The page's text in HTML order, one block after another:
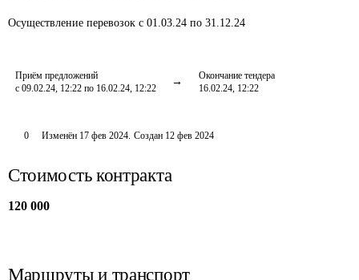
Осуществление перевозок с 01.03.24 по 31.12.24
Приём предложений
с 09.02.24, 12:22 по 16.02.24, 12:22
Окончание тендера
16.02.24, 12:22
0 Изменён 17 фев 2024. Создан 12 фев 2024
Стоимость контракта
120 000
Маршруты и транспорт